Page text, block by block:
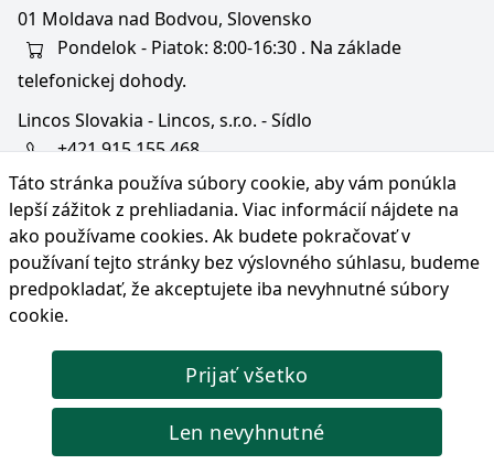
Táto stránka používa súbory cookie, aby vám ponúkla
lepší zážitok z prehliadania. Viac informácií nájdete na
ako používame cookies. Ak budete pokračovať v
používaní tejto stránky bez výslovného súhlasu, budeme
predpokladať, že akceptujete iba nevyhnutné súbory
cookie.
Prijať všetko
Len nevyhnutné
01 Moldava nad Bodvou, Slovensko
Pondelok - Piatok: 8:00-16:30 . Na základe
telefonickej dohody.
Lincos Slovakia - Lincos, s.r.o. - Sídlo
+421 915 155 468
+36/30 343 6714
bratislava@lincos.sk
Lincos s.r.o., Rustaveliho 4, 831 06 Bratislava - m. č.
Rača, Slovensko
Iba sídlo firmy
© Copyright 2026 Lincos s.r.o., všetky práva vyhradené.